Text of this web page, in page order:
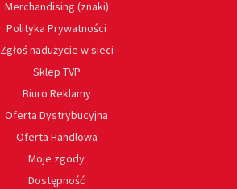
Merchandising (znaki)
Polityka Prywatności
Zgłoś nadużycie w sieci
Sklep TVP
Biuro Reklamy
Oferta Dystrybucyjna
Oferta Handlowa
Moje zgody
Dostępność